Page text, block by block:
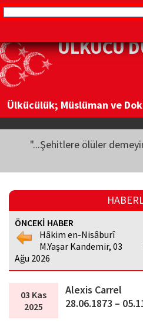
ÜLKÜCÜ
Ülkücülük; Müslüman ve
"...Şehitlere ölüler
ÖNCEKİ HABER
Hâkim en-Nisâburî
M.Yaşar Kandemir, 03
Ağu 2026
03 Kas
2025
Alexis Carrel
28.06.1873 –